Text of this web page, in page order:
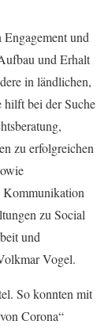
und
und Erhalt
in ländlichen,
hilft bei der Suche
zu erfolgreichen
Kommunikation
zu Social
und
Vogel.
So konnten mit
Corona“